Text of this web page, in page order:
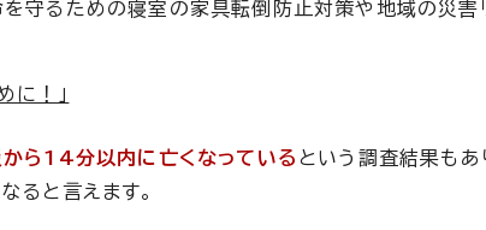
守るための寝室の家具転倒防止対策や地域の災害
に！」
ら14分以内に亡くなっている という調査結果もあ
ると言えます。